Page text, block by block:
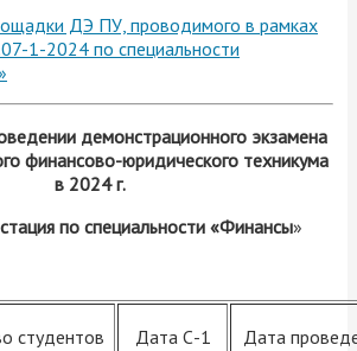
ДЭ ПУ, проводимого в рамках
1-2024 по специальности
демонстрационного экзамена
финансово-юридического техникума
в 2024 г.
по специальности «Финансы»
студентов Дата С-1 Дата